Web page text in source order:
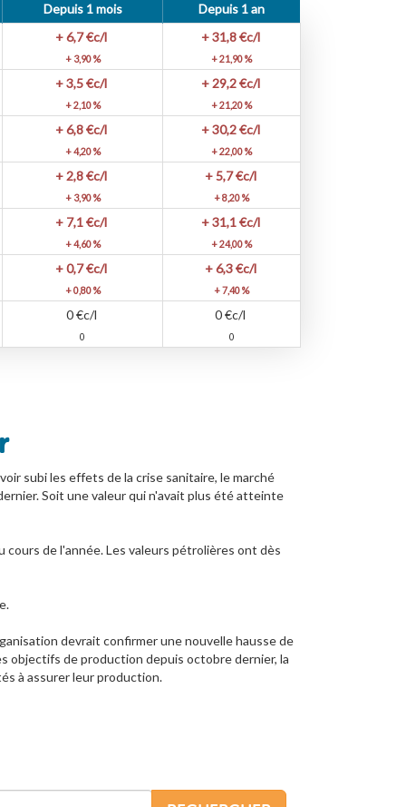
Depuis 1 mois Depuis 1 an
+ 6,7€c/l
+ 3,90 %
+ 31,8€c/l
+ 21,90 %
+ 3,5€c/l
+ 2,10 %
+ 29,2€c/l
+ 21,20 %
+ 6,8€c/l
+ 4,20 %
+ 30,2€c/l
+ 22,00 %
+ 2,8€c/l
+ 3,90 %
+ 5,7€c/l
+ 8,20 %
+ 7,1€c/l
+ 4,60 %
+ 31,1€c/l
+ 24,00 %
+ 0,7€c/l
+ 0,80 %
+ 6,3€c/l
+ 7,40 %
0€c/l
0
0€c/l
0
subi les effets de la crise sanitaire, le marché
Soit une valeur qui n'avait plus été atteinte
cours de l'année. Les valeurs pétrolières ont dès
devrait confirmer une nouvelle hausse de
objectifs de production depuis octobre dernier, la
à assurer leur production.